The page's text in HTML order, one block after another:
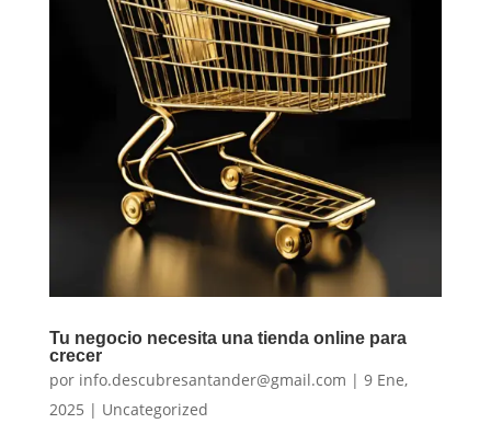
Tu negocio necesita una tienda online para
crecer
por info.descubresantander@gmail.com | 9 Ene,
2025 | Uncategorized